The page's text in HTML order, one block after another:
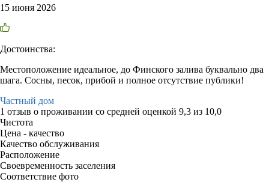
15 июня 2026
Достоинства:
Местоположение идеальное, до Финского залива буквально два
шага. Сосны, песок, прибой и полное отсутствие публики!
Частный дом
1 отзыв о проживании со средней оценкой 9,3 из 10,0
Чистота
Цена - качество
Качество обслуживания
Расположение
Своевременность заселения
Соответствие фото